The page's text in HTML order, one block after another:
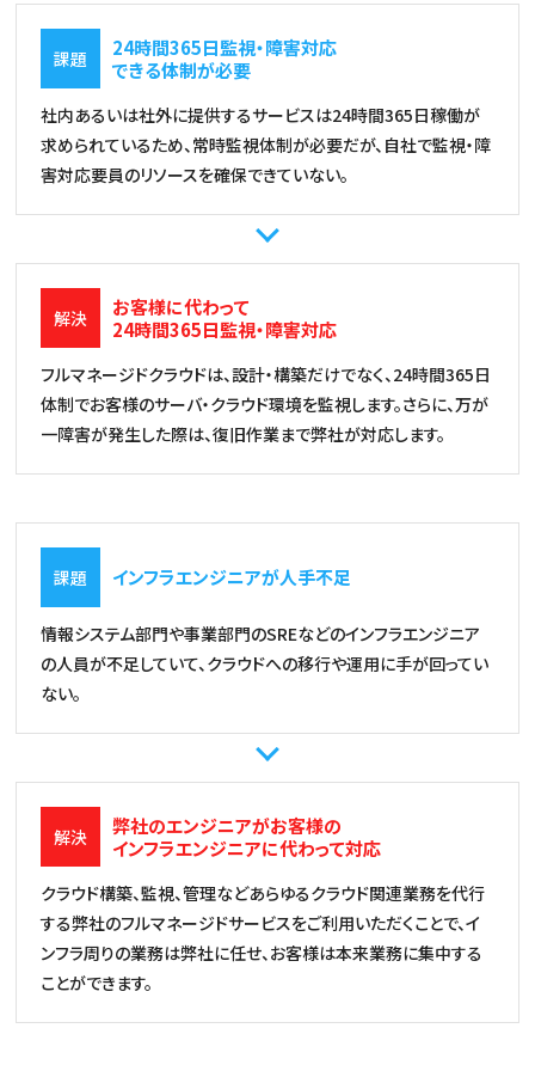
課題
24時間365日監視・障害対応
できる体制が必要
社内あるいは社外に提供するサービスは24時間365日稼働が
求められているため、常時監視体制が必要だが、自社で監視・障
害対応要員のリソースを確保できていない。
解決
お客様に代わって
24時間365日監視・障害対応
フルマネージドクラウドは、設計・構築だけでなく、24時間365日
体制でお客様のサーバ・クラウド環境を監視します。さらに、万が
一障害が発生した際は、復旧作業まで弊社が対応します。
課題 インフラエンジニアが人手不足
情報システム部門や事業部門のSREなどのインフラエンジニア
の人員が不足していて、クラウドへの移行や運用に手が回ってい
ない。
解決
弊社のエンジニアがお客様の
インフラエンジニアに代わって対応
クラウド構築、監視、管理などあらゆるクラウド関連業務を代行
する弊社のフルマネージドサービスをご利用いただくことで、イ
ンフラ周りの業務は弊社に任せ、お客様は本来業務に集中する
ことができます。